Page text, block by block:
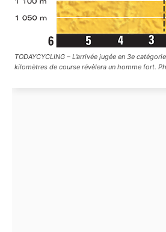
TODAYCYCLING – L’arrivée jugée en 3e
kilomètres de course révèlera un homme fort.